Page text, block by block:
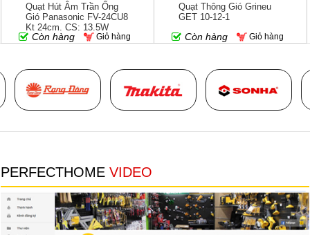
Quạt Hút Âm Trần Ống
Gió Panasonic FV-24CU8
Kt 24cm, CS: 13.5W
Còn hàng Giỏ hàng
Quạt Thông Gió Grineu
GET 10-12-1
Còn hàng Giỏ hàng
PERFECTHOME VIDEO